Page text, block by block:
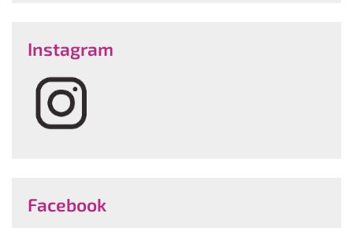
Instagram
Facebook